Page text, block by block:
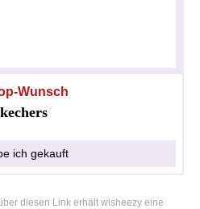
Wunsch
ich gekauft
diesen Link erhält wisheezy eine
Datenschutzerklärung Impressum